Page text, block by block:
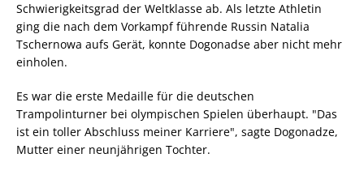
Schwierigkeitsgrad der Weltklasse ab. Als letzte Athletin
ging die nach dem Vorkampf führende Russin Natalia
Tschernowa aufs Gerät, konnte Dogonadse aber nicht mehr
einholen.
Es war die erste Medaille für die deutschen
Trampolinturner bei olympischen Spielen überhaupt. "Das
ist ein toller Abschluss meiner Karriere", sagte Dogonadze,
Mutter einer neunjährigen Tochter.